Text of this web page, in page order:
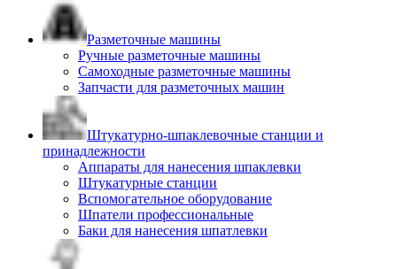
Разметочные машины
Ручные разметочные машины
Самоходные разметочные машины
Запчасти для разметочных машин
Штукатурно-шпаклевочные станции и
принадлежности
Аппараты для нанесения шпаклевки
Штукатурные станции
Вспомогательное оборудование
Шпатели профессиональные
Баки для нанесения шпатлевки